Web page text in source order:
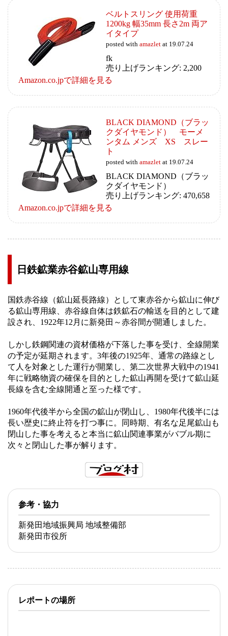
ベルトスリング 使用荷重
1200kg 幅35mm 長さ2m 両ア
イタイプ
posted with amazlet at 19.07.24
fk
売り上げランキング: 2,200
Amazon.co.jpで詳細を見る
BLACK DIAMOND（ブラッ
クダイヤモンド） モーメ
ンタム メンズ XS スレー
ト
posted with amazlet at 19.07.24
BLACK DIAMOND（ブラッ
クダイヤモンド）
売り上げランキング: 470,658
Amazon.co.jpで詳細を見る
日鉄鉱業赤谷鉱山専用線
国鉄赤谷線（鉱山延長路線）として東赤谷から鉱山に伸び
る鉱山専用線、赤谷線自体は鉄鉱石の輸送を目的として建
設され、1922年12月に新発田～赤谷間が開通しました。
しかし鉄鋼関連の資材価格が下落した事を受け、全線開業
の予定が延期されます。3年後の1925年、通常の路線とし
て人を対象とした運行が開業し、第二次世界大戦中の1941
年に戦略物資の確保を目的とした鉱山再開を受けて鉱山延
長線を含む全線開通と至った様です。
1960年代後半から全国の鉱山が閉山し、1980年代後半には
長い歴史に終止符を打つ事に。同時期、有名な足尾鉱山も
閉山した事を考えると本当に鉱山関連事業がバブル期に
次々と閉山した事が解ります。
参考・協力
新発田地域振興局 地域整備部
新発田市役所
レポートの場所